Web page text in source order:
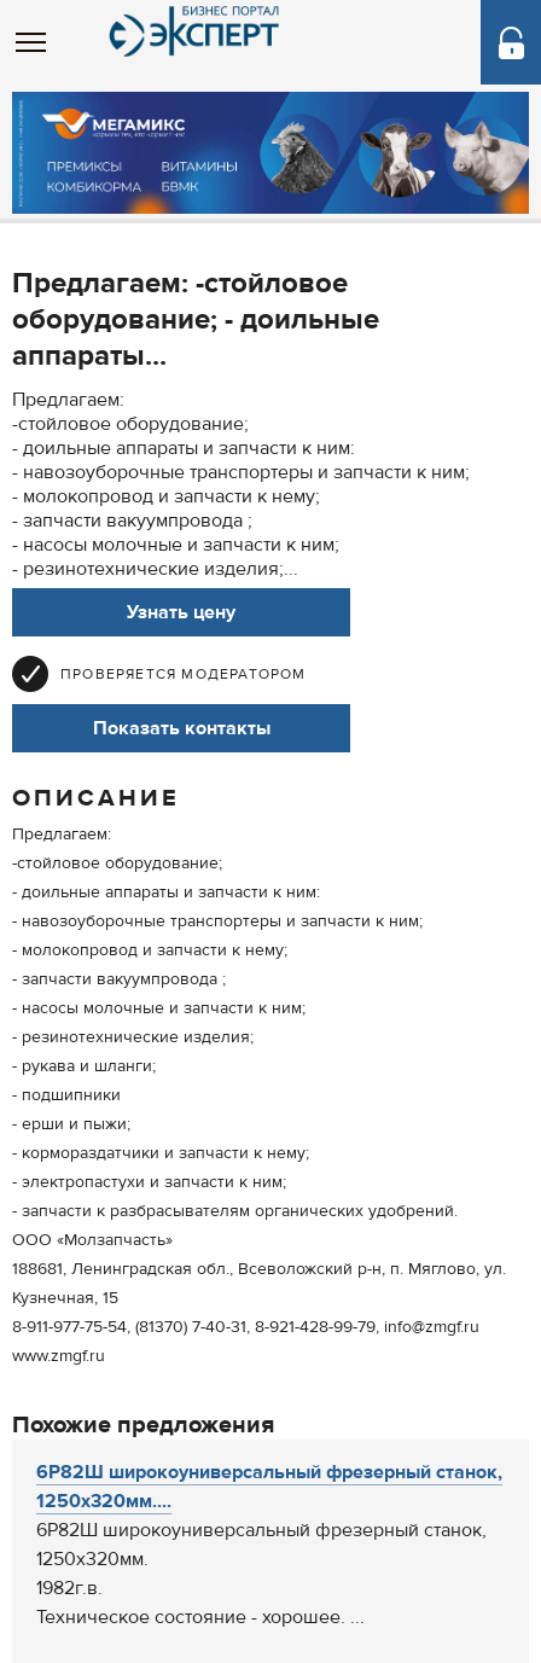
Предлагаем: -стойловое
оборудование; - доильные
аппараты...
Предлагаем:
-стойловое оборудование;
- доильные аппараты и запчасти к ним:
- навозоуборочные транспортеры и запчасти к ним;
- молокопровод и запчасти к нему;
- запчасти вакуумпровода ;
- насосы молочные и запчасти к ним;
- резинотехнические изделия;...
Узнать цену
ПРОВЕРЯЕТСЯ МОДЕРАТОРОМ
Показать контакты
ОПИСАНИЕ
Предлагаем:
-стойловое оборудование;
- доильные аппараты и запчасти к ним:
- навозоуборочные транспортеры и запчасти к ним;
- молокопровод и запчасти к нему;
- запчасти вакуумпровода ;
- насосы молочные и запчасти к ним;
- резинотехнические изделия;
- рукава и шланги;
- подшипники
- ерши и пыжи;
- кормораздатчики и запчасти к нему;
- электропастухи и запчасти к ним;
- запчасти к разбрасывателям органических удобрений.
ООО «Молзапчасть»
188681, Ленинградская обл., Всеволожский р-н, п. Мяглово, ул.
Кузнечная, 15
8-911-977-75-54, (81370) 7-40-31, 8-921-428-99-79, info@zmgf.ru
www.zmgf.ru
Похожие предложения
6Р82Ш широкоуниверсальный фрезерный станок,
1250х320мм....
6Р82Ш широкоуниверсальный фрезерный станок,
1250х320мм.
1982г.в.
Техническое состояние - хорошее. ...